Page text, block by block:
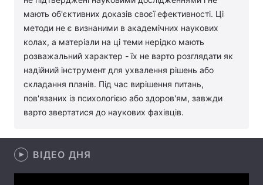
Лонгріди
Статті
Інтерв'ю Думки
Архів Вакансії
Контакти
Послуги
мають об'єктивних доказів своєї ефективності. Ці
методи не є визнаними в академічних наукових
колах, а матеріали на ці теми нерідко мають
розважальний характер - їх не варто розглядати як
надійний інструмент для ухвалення рішень або
складання планів. Під час вирішення питань,
пов'язаних із психологією або здоров'ям, завжди
варто звертатися до наукових фахівців.
ВІДЕО ДНЯ